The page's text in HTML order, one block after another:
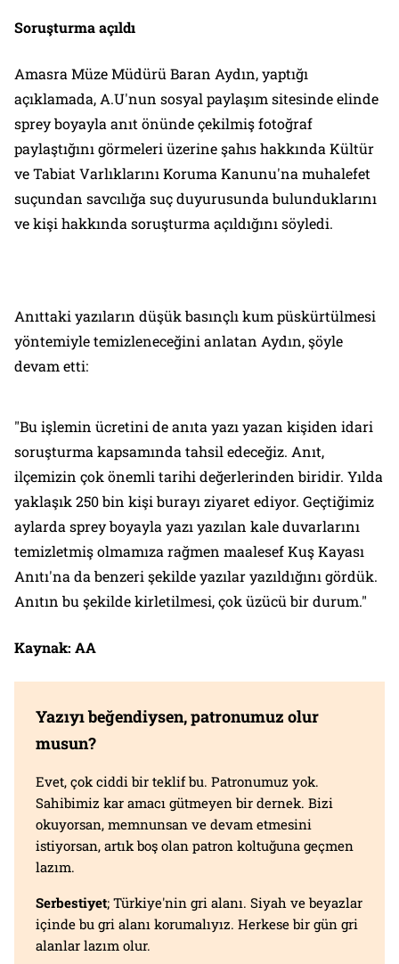
Soruşturma açıldı
Amasra Müze Müdürü Baran Aydın, yaptığı
açıklamada, A.U'nun sosyal paylaşım sitesinde elinde
sprey boyayla anıt önünde çekilmiş fotoğraf
paylaştığını görmeleri üzerine şahıs hakkında Kültür
ve Tabiat Varlıklarını Koruma Kanunu'na muhalefet
suçundan savcılığa suç duyurusunda bulunduklarını
ve kişi hakkında soruşturma açıldığını söyledi.
Anıttaki yazıların düşük basınçlı kum püskürtülmesi
yöntemiyle temizleneceğini anlatan Aydın, şöyle
devam etti:
"Bu işlemin ücretini de anıta yazı yazan kişiden idari
soruşturma kapsamında tahsil edeceğiz. Anıt,
ilçemizin çok önemli tarihi değerlerinden biridir. Yılda
yaklaşık 250 bin kişi burayı ziyaret ediyor. Geçtiğimiz
aylarda sprey boyayla yazı yazılan kale duvarlarını
temizletmiş olmamıza rağmen maalesef Kuş Kayası
Anıtı'na da benzeri şekilde yazılar yazıldığını gördük.
Anıtın bu şekilde kirletilmesi, çok üzücü bir durum."
Kaynak: AA
Yazıyı beğendiysen, patronumuz olur
musun?
Evet, çok ciddi bir teklif bu. Patronumuz yok.
Sahibimiz kar amacı gütmeyen bir dernek. Bizi
okuyorsan, memnunsan ve devam etmesini
istiyorsan, artık boş olan patron koltuğuna geçmen
lazım.
Serbestiyet; Türkiye'nin gri alanı. Siyah ve beyazlar
içinde bu gri alanı korumalıyız. Herkese bir gün gri
alanlar lazım olur.